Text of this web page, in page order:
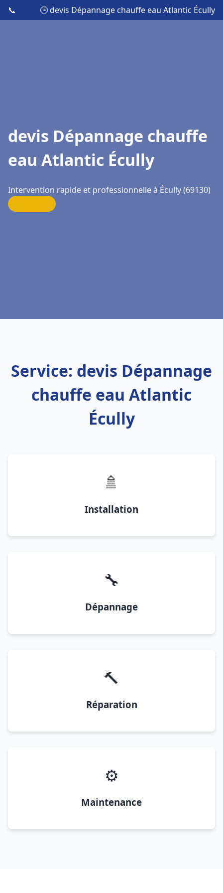
📞 🕒 devis Dépannage chauffe eau Atlantic Écully
devis Dépannage chauffe
eau Atlantic Écully
Intervention rapide et professionnelle à Écully (69130)
Service: devis Dépannage
chauffe eau Atlantic
Écully
🚿
Installation
🔧
Dépannage
🔨
Réparation
⚙️
Maintenance